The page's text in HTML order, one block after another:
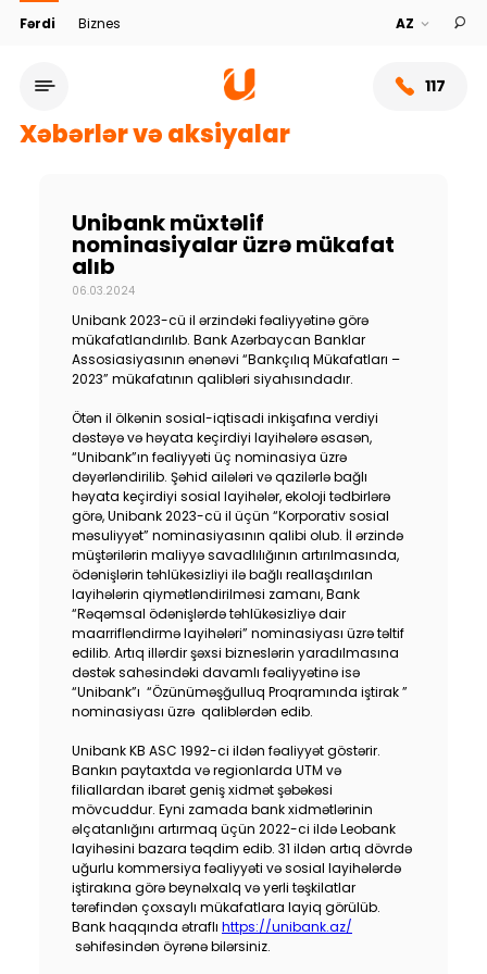
Fərdi Biznes
117
Xidmət şəbəkəsi
Bank haqqında
Dayanıqlılıq
Keşbek
Tariflər
İnsan Resursları
F.A.Q
Xəbərlər və aksiyalar
Unibank müxtəlif
nominasiyalar üzrə mükafat
alıb
06.03.2024
Unibank 2023-cü il ərzindəki fəaliyyətinə görə
mükafatlandırılıb. Bank Azərbaycan Banklar
Assosiasiyasının ənənəvi “Bankçılıq Mükafatları –
2023” mükafatının qalibləri siyahısındadır.
Ötən il ölkənin sosial-iqtisadi inkişafına verdiyi
dəstəyə və həyata keçirdiyi layihələrə əsasən,
“Unibank”ın fəaliyyəti üç nominasiya üzrə
dəyərləndirilib. Şəhid ailələri və qazilərlə bağlı
həyata keçirdiyi sosial layihələr, ekoloji tədbirlərə
görə, Unibank 2023-cü il üçün “Korporativ sosial
məsuliyyət” nominasiyasının qalibi olub. İl ərzində
müştərilərin maliyyə savadlılığının artırılmasında,
ödənişlərin təhlükəsizliyi ilə bağlı reallaşdırılan
layihələrin qiymətləndirilməsi zamanı, Bank
“Rəqəmsal ödənişlərdə təhlükəsizliyə dair
maarrifləndirmə layihələri” nominasiyası üzrə təltif
edilib. Artıq illərdir şəxsi bizneslərin yaradılmasına
dəstək sahəsindəki davamlı fəaliyyətinə isə
“Unibank”ı “Özünüməşğulluq Proqramında iştirak ”
nominasiyası üzrə qaliblərdən edib.
Unibank KB ASC 1992-ci ildən fəaliyyət göstərir.
Bankın paytaxtda və regionlarda UTM və
filiallardan ibarət geniş xidmət şəbəkəsi
mövcuddur. Eyni zamada bank xidmətlərinin
əlçatanlığını artırmaq üçün 2022-ci ildə Leobank
layihəsini bazara təqdim edib. 31 ildən artıq dövrdə
uğurlu kommersiya fəaliyyəti və sosial layihələrdə
iştirakına görə beynəlxalq və yerli təşkilatlar
tərəfindən çoxsaylı mükafatlara layiq görülüb.
Bank haqqında ətraflı https://unibank.az/
səhifəsindən öyrənə bilərsiniz.